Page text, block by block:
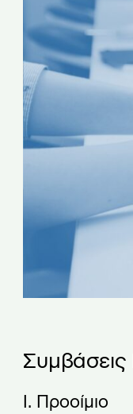
Συμβάσεις
I. Προοίμιο